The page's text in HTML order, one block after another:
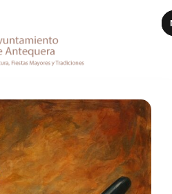
VER MÁS